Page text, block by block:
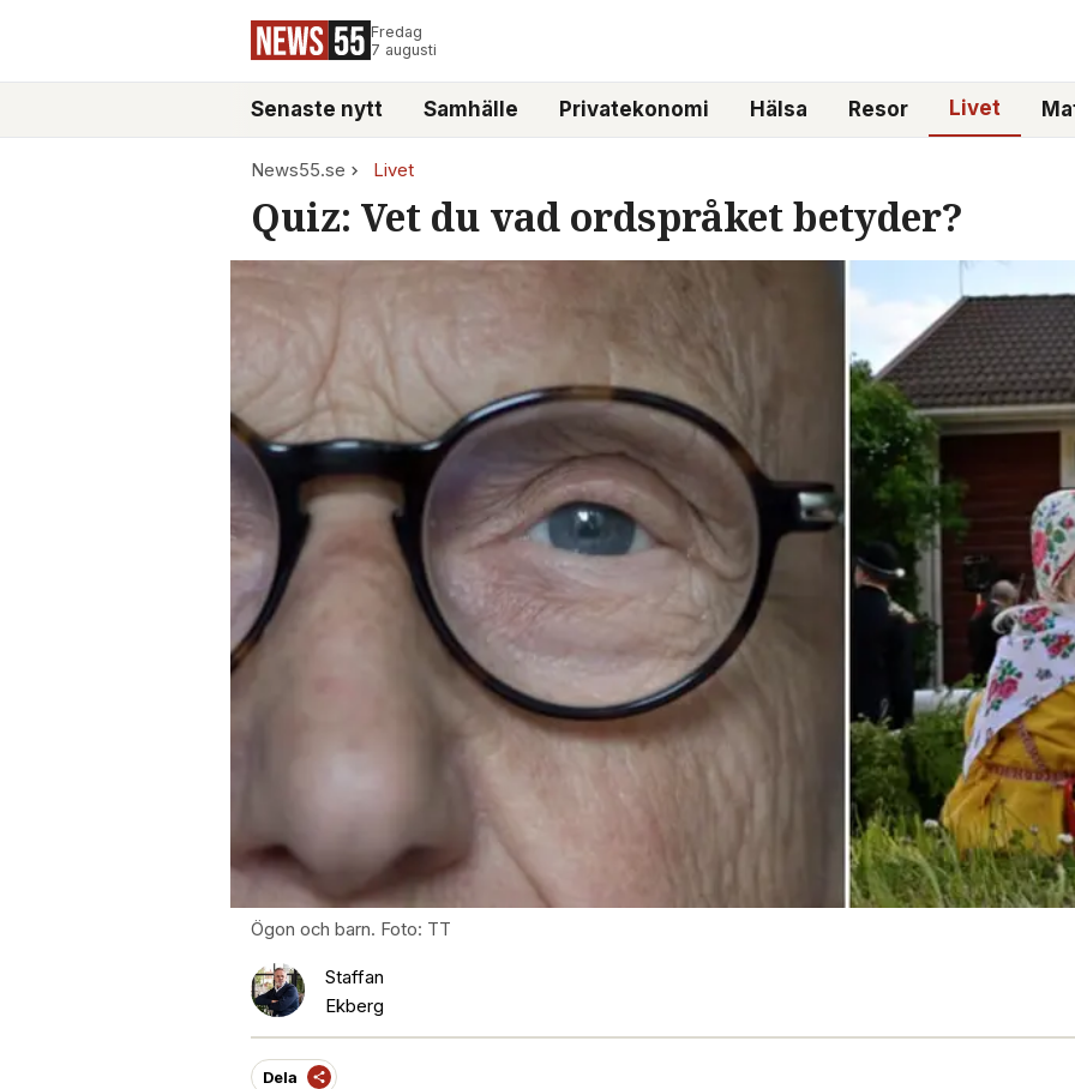
Fredag
7 augusti
Senaste nytt Samhälle Privatekonomi Hälsa Resor Livet
News55.se Livet
Quiz: Vet du vad ordspråket betyder?
Ögon och barn. Foto: TT
Staffan
Ekberg
Dela